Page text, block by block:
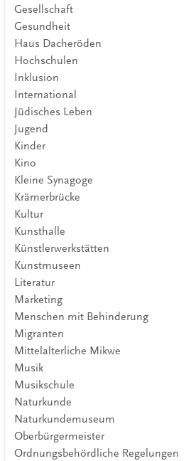
Gesellschaft
Gesundheit
Haus Dacheröden
Hochschulen
Inklusion
International
Jüdisches Leben
Jugend
Kinder
Kino
Kleine Synagoge
Krämerbrücke
Kultur
Kunsthalle
Künstlerwerkstätten
Kunstmuseen
Literatur
Marketing
Menschen mit Behinderung
Migranten
Mittelalterliche Mikwe
Musik
Musikschule
Naturkunde
Naturkundemuseum
Oberbürgermeister
Ordnungsbehördliche Regelungen